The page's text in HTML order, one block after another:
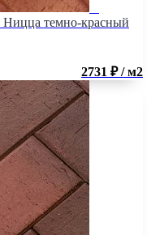
Ницца темно-красный
2731 ₽ / м2